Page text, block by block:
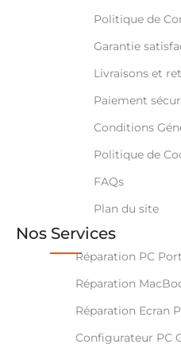
Politique de
Garantie
Livraisons et
Paiement
Conditions
Politique de
FAQs
Plan du site
Nos Services
Réparation PC
Réparation
Réparation Ecran
Configurateur PC